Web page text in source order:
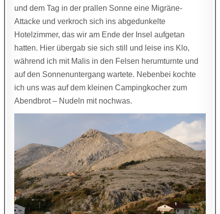
und dem Tag in der prallen Sonne eine Migräne-
Attacke und verkroch sich ins abgedunkelte
Hotelzimmer, das wir am Ende der Insel aufgetan
hatten. Hier übergab sie sich still und leise ins Klo,
während ich mit Malis in den Felsen herumturnte und
auf den Sonnenuntergang wartete. Nebenbei kochte
ich uns was auf dem kleinen Campingkocher zum
Abendbrot – Nudeln mit nochwas.